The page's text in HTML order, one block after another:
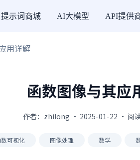
提示词商城 AI大模型 API提供
用详解
函数图像与其应
作者：zhilong · 2025-01-22 · 阅
可视化 图像处理 数学